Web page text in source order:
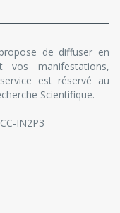
de diffuser en
manifestations,
est réservé au
Scientifique.
IN2P3